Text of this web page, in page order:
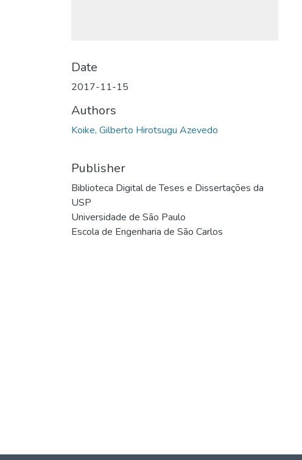
Date
2017-11-15
Authors
Koike, Gilberto Hirotsugu Azevedo
Publisher
Biblioteca Digital de Teses e Dissertações da
USP
Universidade de São Paulo
Escola de Engenharia de São Carlos